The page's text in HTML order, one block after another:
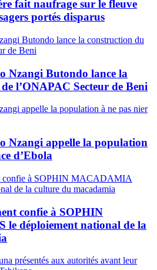
fait naufrage sur le fleuve
portés disparus
Butondo lance la
l’ONAPAC Secteur de Beni
Nzangi appelle la population
d’Ebola
confie à SOPHIN
déploiement national de la